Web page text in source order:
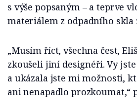
s výše popsaným – a teprve
materiálem z odpadního skla
„Musím říct, všechna čest,
zkoušeli jiní designéři. Vy
a ukázala jste mi možnosti,
ani nenapadlo prozkoumat,“